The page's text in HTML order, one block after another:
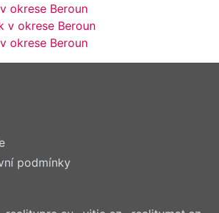
okrese Beroun
v okrese Beroun
okrese Beroun
podmínky